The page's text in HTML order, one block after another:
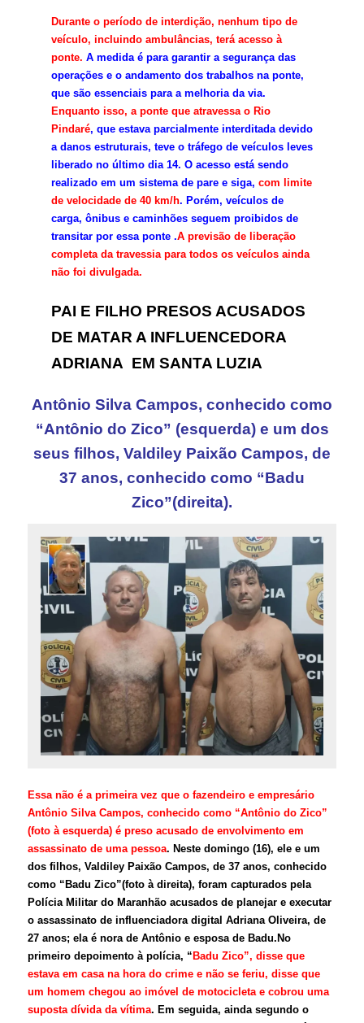
Durante o período de interdição, nenhum tipo de
veículo, incluindo ambulâncias, terá acesso à
ponte. A medida é para garantir a segurança das
operações e o andamento dos trabalhos na ponte,
que são essenciais para a melhoria da via.
Enquanto isso, a ponte que atravessa o Rio
Pindaré, que estava parcialmente interditada devido
a danos estruturais, teve o tráfego de veículos leves
liberado no último dia 14. O acesso está sendo
realizado em um sistema de pare e siga, com limite
de velocidade de 40 km/h. Porém, veículos de
carga, ônibus e caminhões seguem proibidos de
transitar por essa ponte .A previsão de liberação
completa da travessia para todos os veículos ainda
não foi divulgada.
PAI E FILHO PRESOS ACUSADOS
DE MATAR A INFLUENCEDORA
ADRIANA EM SANTA LUZIA
Antônio Silva Campos, conhecido como
“Antônio do Zico” (esquerda) e um dos
seus filhos, Valdiley Paixão Campos, de
37 anos, conhecido como “Badu
Zico”(direita).
Essa não é a primeira vez que o fazendeiro e empresário
Antônio Silva Campos, conhecido como “Antônio do Zico”
(foto à esquerda) é preso acusado de envolvimento em
assassinato de uma pessoa. Neste domingo (16), ele e um
dos filhos, Valdiley Paixão Campos, de 37 anos, conhecido
como “Badu Zico”(foto à direita), foram capturados pela
Polícia Militar do Maranhão acusados de planejar e executar
o assassinato de influenciadora digital Adriana Oliveira, de
27 anos; ela é nora de Antônio e esposa de Badu. No
primeiro depoimento à polícia, “ Badu Zico”, disse que
estava em casa na hora do crime e não se feriu, disse que
um homem chegou ao imóvel de motocicleta e cobrou uma
suposta dívida da vítima. Em seguida, ainda segundo o